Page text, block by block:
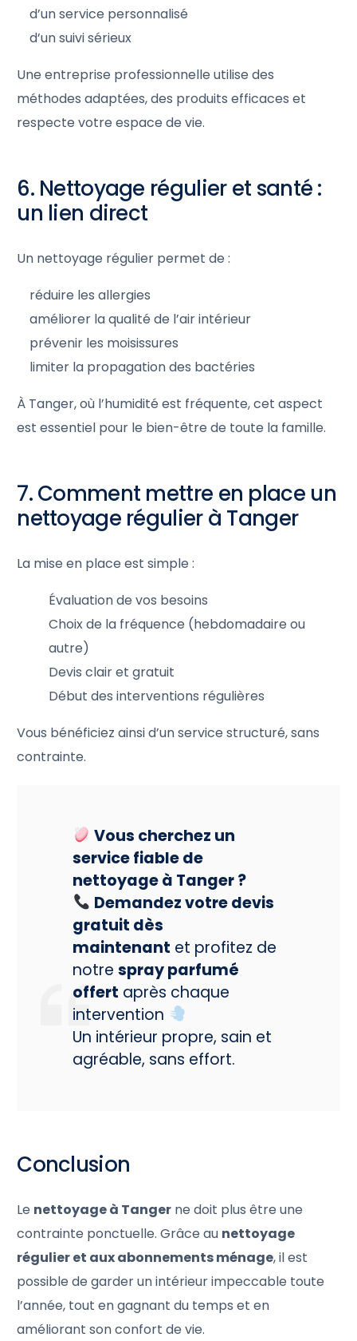
d’un service personnalisé
d’un suivi sérieux
Une entreprise professionnelle utilise des
méthodes adaptées, des produits efficaces et
respecte votre espace de vie.
6. Nettoyage régulier et santé :
un lien direct
Un nettoyage régulier permet de :
réduire les allergies
améliorer la qualité de l’air intérieur
prévenir les moisissures
limiter la propagation des bactéries
À Tanger, où l’humidité est fréquente, cet aspect
est essentiel pour le bien-être de toute la famille.
7. Comment mettre en place un
nettoyage régulier à Tanger
La mise en place est simple :
Évaluation de vos besoins
Choix de la fréquence (hebdomadaire ou
autre)
Devis clair et gratuit
Début des interventions régulières
Vous bénéficiez ainsi d’un service structuré, sans
contrainte.
Vous cherchez un
service fiable de
nettoyage à Tanger ?
Demandez votre devis
gratuit dès
maintenant et profitez de
notrespray parfumé
offert après chaque
intervention
Un intérieur propre, sain et
agréable, sans effort.
Conclusion
Le nettoyage à Tanger ne doit plus être une
contrainte ponctuelle. Grâce au nettoyage
régulier et aux abonnements ménage, il est
possible de garder un intérieur impeccable toute
l’année, tout en gagnant du temps et en
améliorant son confort de vie.